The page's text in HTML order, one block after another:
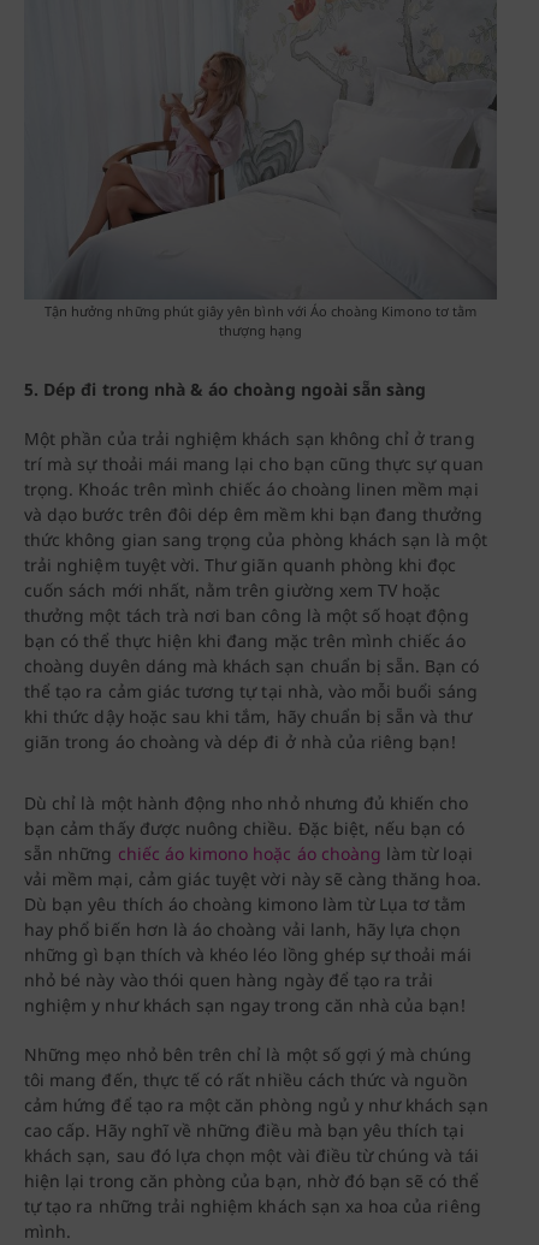
Tận hưởng những phút giây yên bình với Áo choàng Kimono tơ tằm
thượng hạng
5. Dép đi trong nhà & áo choàng ngoài sẵn sàng
Một phần của trải nghiệm khách sạn không chỉ ở trang
trí mà sự thoải mái mang lại cho bạn cũng thực sự quan
trọng. Khoác trên mình chiếc áo choàng linen mềm mại
và dạo bước trên đôi dép êm mềm khi bạn đang thưởng
thức không gian sang trọng của phòng khách sạn là một
trải nghiệm tuyệt vời. Thư giãn quanh phòng khi đọc
cuốn sách mới nhất, nằm trên giường xem TV hoặc
thưởng một tách trà nơi ban công là một số hoạt động
bạn có thể thực hiện khi đang mặc trên mình chiếc áo
choàng duyên dáng mà khách sạn chuẩn bị sẵn. Bạn có
thể tạo ra cảm giác tương tự tại nhà, vào mỗi buổi sáng
khi thức dậy hoặc sau khi tắm, hãy chuẩn bị sẵn và thư
giãn trong áo choàng và dép đi ở nhà của riêng bạn!
Dù chỉ là một hành động nho nhỏ nhưng đủ khiến cho
bạn cảm thấy được nuông chiều. Đặc biệt, nếu bạn có
sẵn những chiếc áo kimono hoặc áo choàng làm từ loại
vải mềm mại, cảm giác tuyệt vời này sẽ càng thăng hoa.
Dù bạn yêu thích áo choàng kimono làm từ Lụa tơ tằm
hay phổ biến hơn là áo choàng vải lanh, hãy lựa chọn
những gì bạn thích và khéo léo lồng ghép sự thoải mái
nhỏ bé này vào thói quen hàng ngày để tạo ra trải
nghiệm y như khách sạn ngay trong căn nhà của bạn!
Những mẹo nhỏ bên trên chỉ là một số gợi ý mà chúng
tôi mang đến, thực tế có rất nhiều cách thức và nguồn
cảm hứng để tạo ra một căn phòng ngủ y như khách sạn
cao cấp. Hãy nghĩ về những điều mà bạn yêu thích tại
khách sạn, sau đó lựa chọn một vài điều từ chúng và tái
hiện lại trong căn phòng của bạn, nhờ đó bạn sẽ có thể
tự tạo ra những trải nghiệm khách sạn xa hoa của riêng
mình.